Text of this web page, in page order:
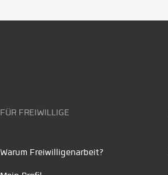
FÜR FREIWILLIGE
Warum Freiwilligenarbeit?